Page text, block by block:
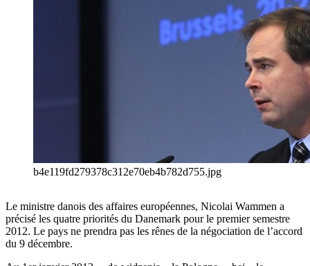
b4e119fd279378c312e70eb4b782d755.jpg
Le ministre danois des affaires européennes, Nicolai Wammen a
précisé les quatre priorités du Danemark pour le premier semestre
2012. Le pays ne prendra pas les rênes de la négociation de l’accord
du 9 décembre.